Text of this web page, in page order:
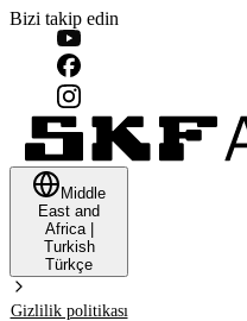
Bizi takip edin
Middle
East and
Africa|
Turkish
Türkçe
Gizlilik politikası